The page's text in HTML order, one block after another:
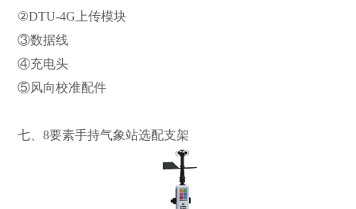
②DTU-4G上传模块
③数据线
④充电头
⑤风向校准配件
七、8要素手持气象站选配支架